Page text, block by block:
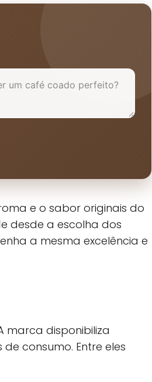
e o sabor originais do
desde a escolha dos
a mesma excelência e
marca disponibiliza
consumo. Entre eles